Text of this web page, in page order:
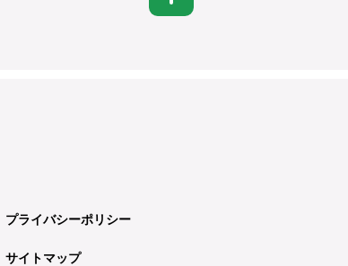
プライバシーポリシー
サイトマップ